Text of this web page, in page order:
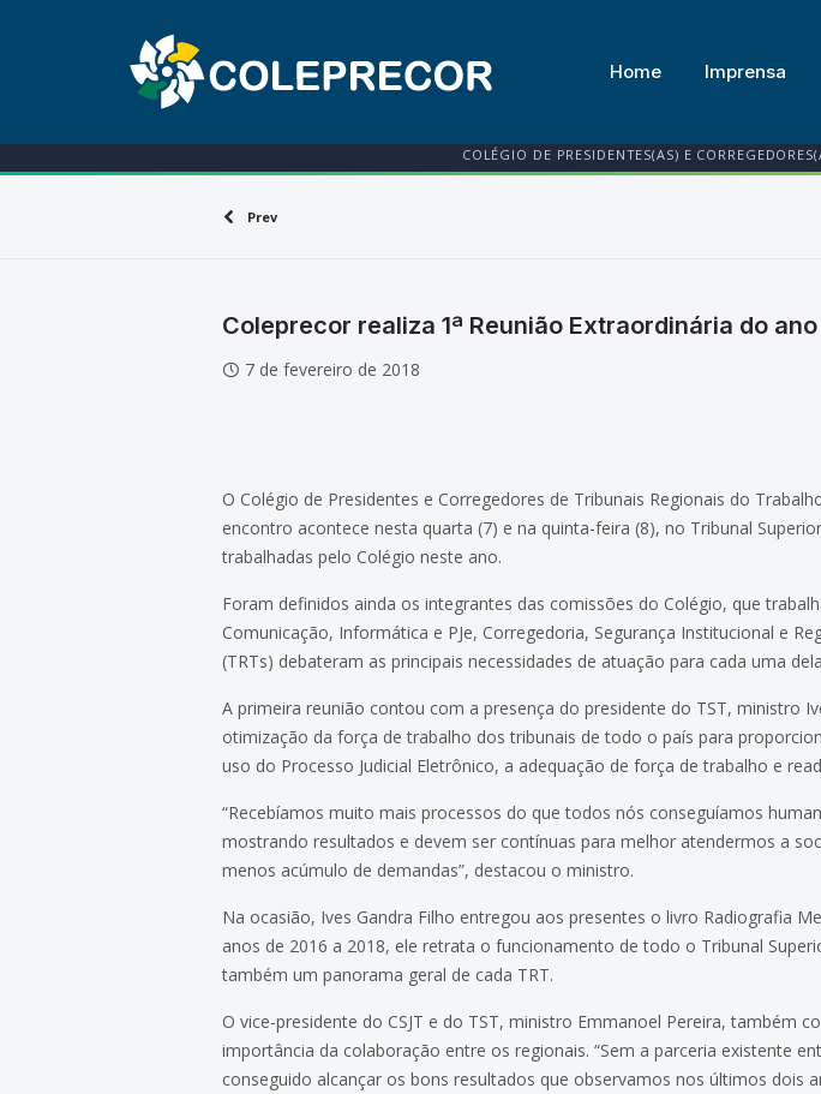
Home Imprensa
COLÉGIO DE PRESIDENTES(AS) E
Prev
Coleprecor realiza 1ª Reunião Extraordinária do
7 de fevereiro de 2018
O Colégio de Presidentes e Corregedores de Tribunais Regionais do
encontro acontece nesta quarta (7) e na quinta-feira (8), no Tribunal
trabalhadas pelo Colégio neste ano.
Foram definidos ainda os integrantes das comissões do Colégio, que
Comunicação, Informática e PJe, Corregedoria, Segurança Institucional e
(TRTs) debateram as principais necessidades de atuação para cada uma
A primeira reunião contou com a presença do presidente do TST, ministro
otimização da força de trabalho dos tribunais de todo o país para
uso do Processo Judicial Eletrônico, a adequação de força de trabalho e
“Recebíamos muito mais processos do que todos nós conseguíamos
mostrando resultados e devem ser contínuas para melhor atendermos a
menos acúmulo de demandas”, destacou o ministro.
Na ocasião, Ives Gandra Filho entregou aos presentes o livro Radiografia
anos de 2016 a 2018, ele retrata o funcionamento de todo o Tribunal
também um panorama geral de cada TRT.
O vice-presidente do CSJT e do TST, ministro Emmanoel Pereira, também
importância da colaboração entre os regionais. “Sem a parceria existente
conseguido alcançar os bons resultados que observamos nos últimos dois